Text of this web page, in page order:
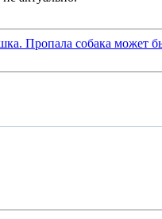
Пропала собака